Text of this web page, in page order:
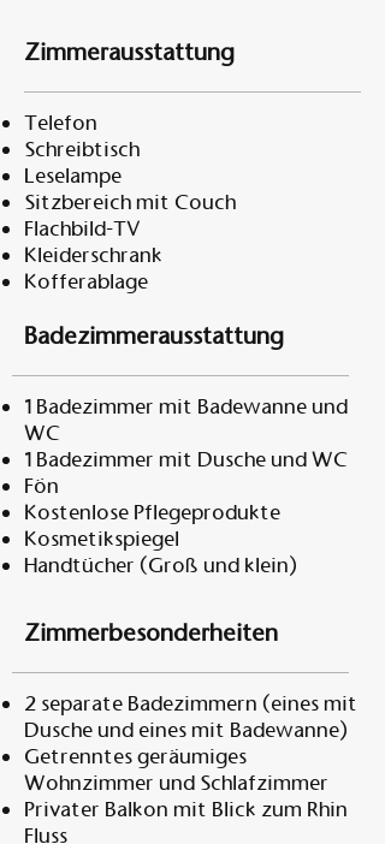
Zimmerausstattung
Telefon
Schreibtisch
Leselampe
Sitzbereich mit Couch
Flachbild-TV
Kleiderschrank
Kofferablage
Badezimmerausstattung
1 Badezimmer mit Badewanne und
WC
1 Badezimmer mit Dusche und WC
Fön
Kostenlose Pflegeprodukte
Kosmetikspiegel
Handtücher (Groß und klein)
Zimmerbesonderheiten
2 separate Badezimmern (eines mit
Dusche und eines mit Badewanne)
Getrenntes geräumiges
Wohnzimmer und Schlafzimmer
Privater Balkon mit Blick zum Rhin
Fluss